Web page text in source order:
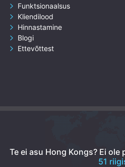
Funktsionaalsus
Kliendilood
Hinnastamine
Blogi
Ettevõttest
Te ei asu Hong Kongs? Ei ole
51